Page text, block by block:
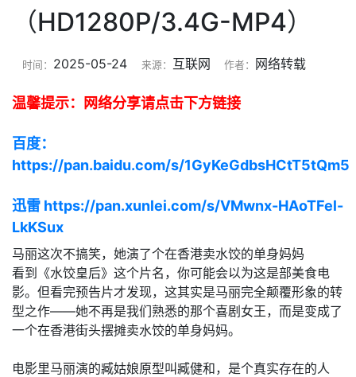
（HD1280P/3.4G-MP4）
时间： 2025-05-24 来源： 互联网 作者： 网络转载
温馨提示：网络分享请点击下方链接
百度：
https://pan.baidu.com/s/1GyKeGdbsHCtT5tQm5
迅雷 https://pan.xunlei.com/s/VMwnx-HAoTFel-
LkKSux
马丽这次不搞笑，她演了个在香港卖水饺的单身妈妈
看到《水饺皇后》这个片名，你可能会以为这是部美食电
影。但看完预告片才发现，这其实是马丽完全颠覆形象的转
型之作——她不再是我们熟悉的那个喜剧女王，而是变成了
一个在香港街头摆摊卖水饺的单身妈妈。
电影里马丽演的臧姑娘原型叫臧健和，是个真实存在的人